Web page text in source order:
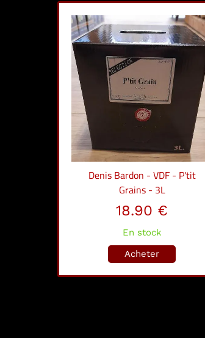
Denis Bardon - VDF - P'tit
Grains - 3L
18.90 €
En stock
Acheter